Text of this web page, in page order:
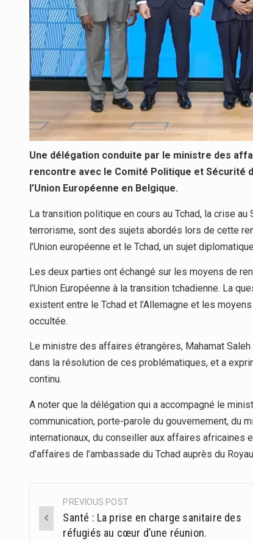
Une délégation conduite par le ministre des
rencontre avec le Comité Politique et Sécurité
l’Union Européenne en Belgique.
La transition politique en cours au Tchad, la crise
terrorisme, sont des sujets abordés lors de cette
l’Union européenne et le Tchad, un sujet
Les deux parties ont échangé sur les moyens de
l’Union Européenne à la transition tchadienne. La
existent entre le Tchad et l’Allemagne et les
occultée.
Le ministre des affaires étrangères, Mahamat
dans la résolution de ces problématiques, et a
continu.
A noter que la délégation qui a accompagné le
communication, porte-parole du gouvernement, du
internationaux, du conseiller aux affaires africaines
d’affaires de l’ambassade du Tchad auprès du
Post
navigation
PREVIOUS POST
Santé : La prise en charge sanitaire des
réfugiés au cœur d’une réunion.